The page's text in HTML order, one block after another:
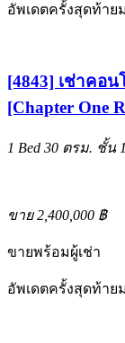
อัพเดตครั้งสุดท้าย
[4843] เช่าคอ
[Chapter One
1 Bed 30 ตรม. ชั้น
ขาย 2,400,000 ฿
ขายพร้อมผู้เช่า
อัพเดตครั้งสุดท้าย